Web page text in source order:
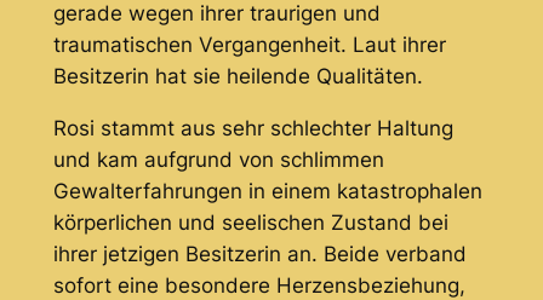
gerade wegen ihrer traurigen und
traumatischen Vergangenheit. Laut ihrer
Besitzerin hat sie heilende Qualitäten.
Rosi stammt aus sehr schlechter Haltung
und kam aufgrund von schlimmen
Gewalterfahrungen in einem katastrophalen
körperlichen und seelischen Zustand bei
ihrer jetzigen Besitzerin an. Beide verband
sofort eine besondere Herzensbeziehung,